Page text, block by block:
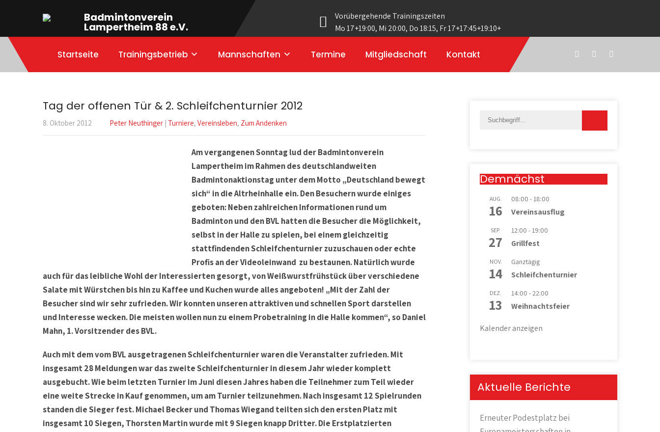
Badmintonverein
Lampertheim 88 e.V.
Vorübergehende Trainingszeiten
Mo 17+19:00, Mi 20:00, Do 18:15, Fr 17+17:45+19:10+
Startseite Trainingsbetrieb Mannschaften Termine Mitgliedschaft Kontakt
Tag der offenen Tür & 2. Schleifchenturnier 2012
8. Oktober 2012 Peter Neuthinger | Turniere, Vereinsleben, Zum Andenken
Am vergangenen Sonntag lud der Badmintonverein
Lampertheim im Rahmen des deutschlandweiten
Badmintonaktionstag unter dem Motto „Deutschland bewegt
sich“ in die Altrheinhalle ein. Den Besuchern wurde einiges
geboten: Neben zahlreichen Informationen rund um
Badminton und den BVL hatten die Besucher die Möglichkeit,
selbst in der Halle zu spielen, bei einem gleichzeitig
stattfindenden Schleifchenturnier zuzuschauen oder echte
Profis an der Videoleinwand zu bestaunen. Natürlich wurde
auch für das leibliche Wohl der Interessierten gesorgt, von Weißwurstfrühstück über verschiedene
Salate mit Würstchen bis hin zu Kaffee und Kuchen wurde alles angeboten! „Mit der Zahl der
Besucher sind wir sehr zufrieden. Wir konnten unseren attraktiven und schnellen Sport darstellen
und Interesse wecken. Die meisten wollen nun zu einem Probetraining in die Halle kommen“, so Daniel
Mahn, 1. Vorsitzender des BVL.
Auch mit dem vom BVL ausgetragenen Schleifchenturnier waren die Veranstalter zufrieden. Mit
insgesamt 28 Meldungen war das zweite Schleifchenturnier in diesem Jahr wieder komplett
ausgebucht. Wie beim letzten Turnier im Juni diesen Jahres haben die Teilnehmer zum Teil wieder
eine weite Strecke in Kauf genommen, um am Turnier teilzunehmen. Nach insgesamt 12 Spielrunden
standen die Sieger fest. Michael Becker und Thomas Wiegand teilten sich den ersten Platz mit
insgesamt 10 Siegen, Thorsten Martin wurde mit 9 Siegen knapp Dritter. Die Erstplatzierten
Demnächst
AUG.
16
08:00 - 18:00
Vereinsausflug
SEP.
27
12:00 - 19:00
Grillfest
NOV.
14
Ganztägig
Schleifchenturnier
DEZ.
13
14:00 - 22:00
Weihnachtsfeier
Kalender anzeigen
Aktuelle Berichte
Erneuter Podestplatz bei